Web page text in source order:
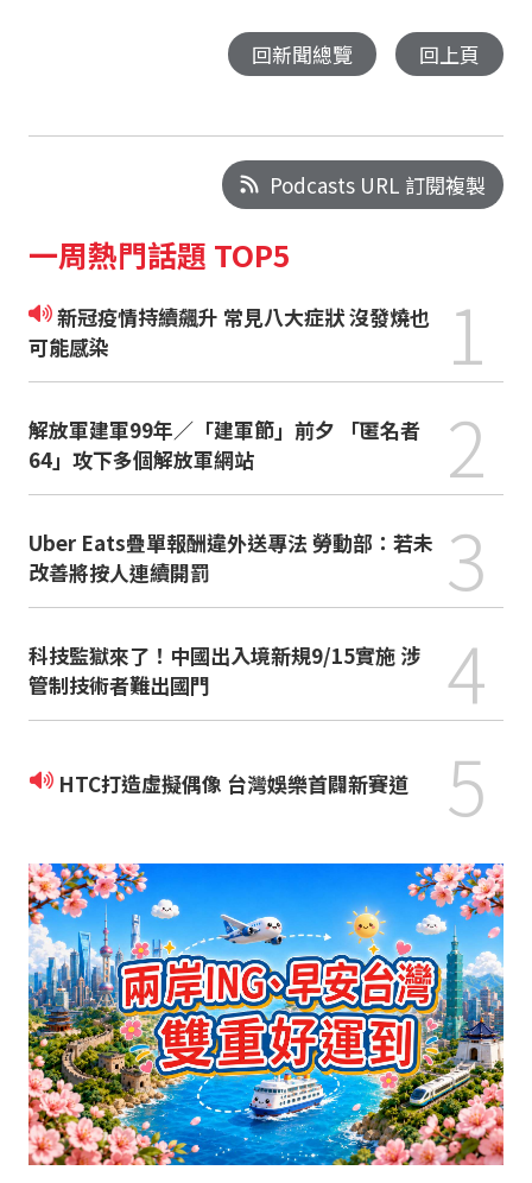
回新聞總覽 回上頁
Podcasts URL 訂閱複製
一周熱門話題 TOP5
新冠疫情持續飆升 常見八大症狀 沒發燒也
可能感染
1
解放軍建軍99年／「建軍節」前夕 「匿名者
64」攻下多個解放軍網站
2
Uber Eats疊單報酬違外送專法 勞動部：若未
改善將按人連續開罰
3
科技監獄來了！中國出入境新規9/15實施 涉
管制技術者難出國門
4
HTC打造虛擬偶像 台灣娛樂首闢新賽道 5